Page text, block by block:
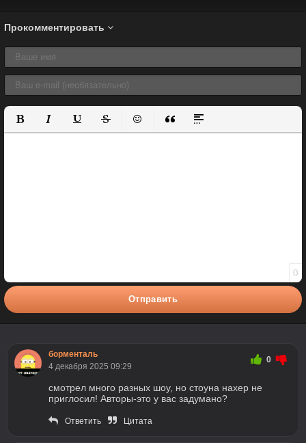
Прокомментировать
Полужирный
КурсивПодчеркнутый
ЗачеркнутыйВставить смайлик
Вставка цитаты
Вставка спойлера
0
Отправить
борменталь
4 декабря 2025 09:29
0
смотрел много разных шоу, но стоуна нахер не
приглосил! Авторы-это у вас задумано?
Ответить Цитата